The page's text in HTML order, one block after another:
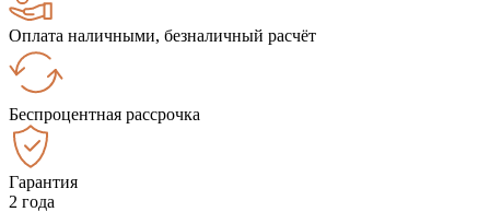
Оплата наличными, безналичный расчёт
Беспроцентная рассрочка
Гарантия
2 года